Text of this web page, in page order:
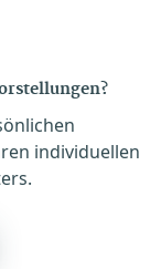
individuellen